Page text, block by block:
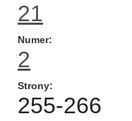
21
Numer
2
Strony
255-266